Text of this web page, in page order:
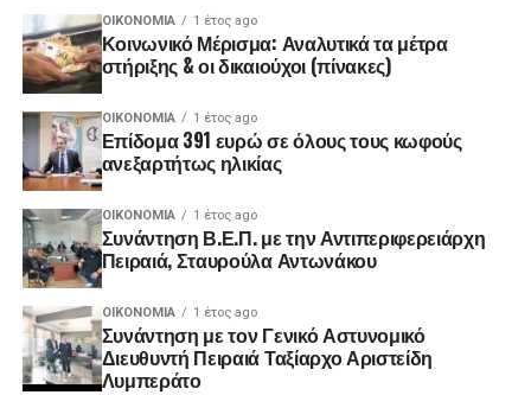
ΟΙΚΟΝΟΜΊΑ 1 έτος ago
Κοινωνικό Μέρισμα: Αναλυτικά τα μέτρα
στήριξης & οι δικαιούχοι (πίνακες)
ΟΙΚΟΝΟΜΊΑ 1 έτος ago
Επίδομα 391 ευρώ σε όλους τους κωφούς
ανεξαρτήτως ηλικίας
ΟΙΚΟΝΟΜΊΑ 1 έτος ago
Συνάντηση Β.Ε.Π. με την Αντιπεριφερειάρχη
Πειραιά, Σταυρούλα Αντωνάκου
ΟΙΚΟΝΟΜΊΑ 1 έτος ago
Συνάντηση με τον Γενικό Αστυνομικό
Διευθυντή Πειραιά Ταξίαρχο Αριστείδη
Λυμπεράτο